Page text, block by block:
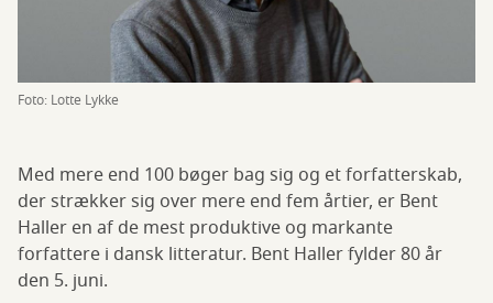
Foto: Lotte Lykke
Med mere end 100 bøger bag sig og et forfatterskab,
der strækker sig over mere end fem årtier, er Bent
Haller en af de mest produktive og markante
forfattere i dansk litteratur. Bent Haller fylder 80 år
den 5. juni.